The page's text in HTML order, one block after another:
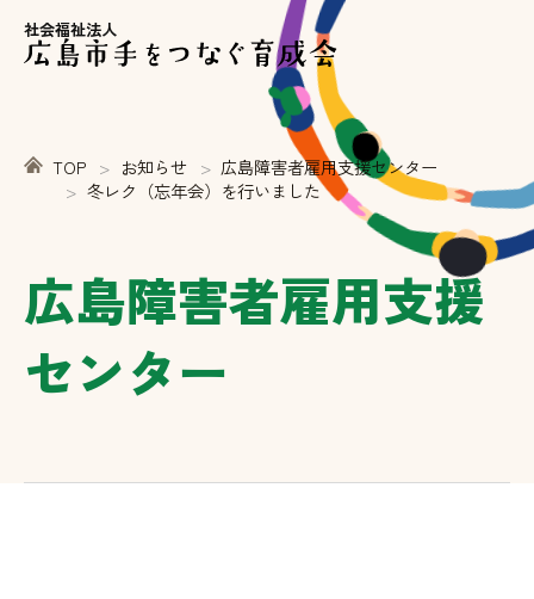
社会福祉法人
TOP お知らせ
広島障害者雇用支援センター
冬レク（忘年会）を行いました
広島障害者雇用支援
センター